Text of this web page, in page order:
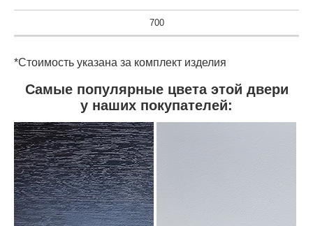
700
*Стоимость указана за комплект изделия
Самые популярные цвета этой двери
у наших покупателей: